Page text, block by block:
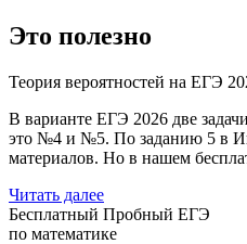
Это полезно
Теория вероятностей на ЕГЭ
В варианте ЕГЭ 2026 две
это №4 и №5. По заданию 5 в
материалов. Но в нашем
Читать далее
Бесплатный Пробный ЕГЭ
по математике